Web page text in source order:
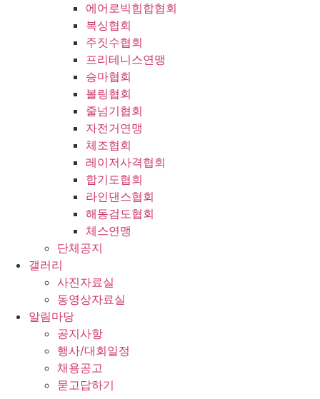
에어로빅힙합협회
복싱협회
주짓수협회
프리테니스연맹
승마협회
볼링협회
줄넘기협회
자전거연맹
체조협회
레이저사격협회
합기도협회
라인댄스협회
해동검도협회
체스연맹
단체공지
갤러리
사진자료실
동영상자료실
알림마당
공지사항
행사/대회일정
채용공고
묻고답하기